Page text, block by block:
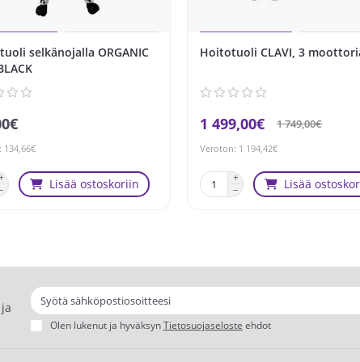
selkänojalla ORGANIC
Lisää ostoskoriin
Hoitotuoli CLAVI, 3
1 499,00€ 1 749,00€
Veroton: 1 194,42€
Lisää
Olen lukenut ja hyväksynTietosuojaseloste ehdot